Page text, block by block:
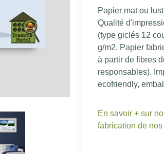
Papier mat ou
Qualité
(type giclés 12
g/m2. Papier
à partir de fibres
responsables).
ecofriendly,
En savoir + sur
fabrication de